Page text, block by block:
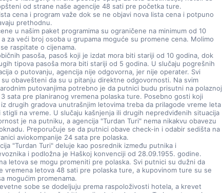
od strane naše agencije 48 sati pre početka ture.
cena i program važe dok se ne objavi nova lista cena i potpuno
prethodnu.
u našim paket programima su ograničene na minimum od 10
za veći broj osoba u grupama moguće su promene cena. Molimo
raspitate o cijenama.
pasoša, pasoš koji je izdat mora biti stariji od 10 godina, dok
tipova pasoša mora biti stariji od 5 godina. U slučaju pogrešnih
o putovanju, agencija nije odgovorna, jer nije operater. Svi
obavešteni da su u pitanju direktne odgovornosti. Na svim
putovanjima potrebno je da putnici budu prisutni na polaznoj
3 sata pre planiranog vremena polaska ture. Posebno gosti koji
drugih gradova unutrašnjim letovima treba da prilagode vreme leta
stigli na vreme. U slučaju kašnjenja ili drugih nepredviđenih situacija
je na putniku, a agencija "Turdan Turi" nema nikakvu obavezu
Preporučuje se da putnici obave check-in i odabir sedišta na
aviokompanije 24 sata pre polaska.
"Turdan Turi" deluje kao posrednik između putnika i
i podložna je Haškoj konvenciji od 28.09.1955. godine.
letova se mogu promeniti pre polaska. Svi putnici su dužni da
vremena letova 48 sati pre polaska ture, a kupovinom ture su se
mogućim promenama.
sobe se dodeljuju prema raspoloživosti hotela, a krevet